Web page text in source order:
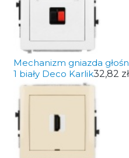
Mechanizm gniazda
1 biały Deco Karlik32,82 zł